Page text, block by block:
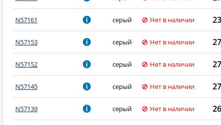
N57161 серый Нет в наличии
N57153 серый Нет в наличии
N57152 серый Нет в наличии
N57145 серый Нет в наличии
N57139 серый Нет в наличии